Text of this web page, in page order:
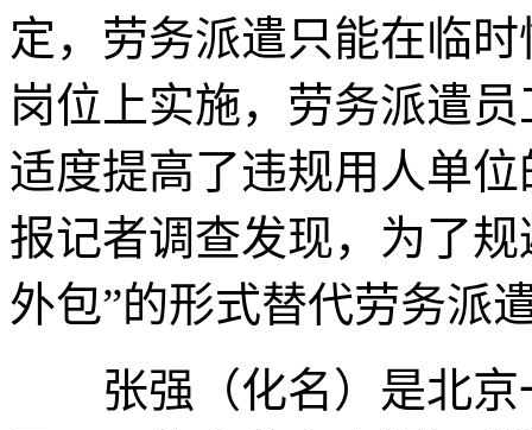
定，劳务派遣只能在临
岗位上实施，劳务派遣
适度提高了违规用人单
报记者调查发现，为了
外包”的形式替代劳务派
张强（化名）是北京